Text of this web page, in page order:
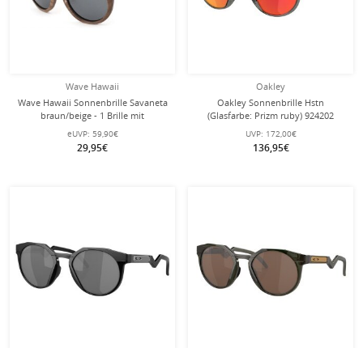
Wave Hawaii
Wave Hawaii Sonnenbrille Savaneta
braun/beige - 1 Brille mit
Schutzhülle
eUVP: 59,90€
29,95€
Oakley
Oakley Sonnenbrille Hstn
(Glasfarbe: Prizm ruby) 924202
carbongrau matt - 1 Brille
UVP: 172,00€
136,95€